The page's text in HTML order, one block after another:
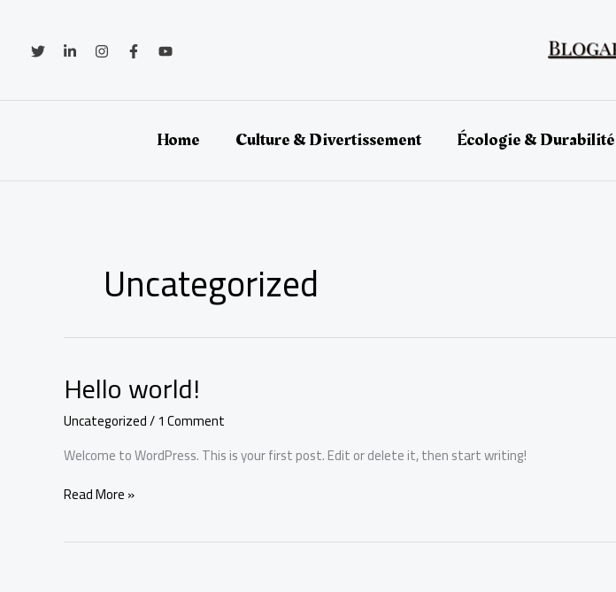
content
Home Culture & Divertissement Écologie & Durabilité
Uncategorized
Hello world!
Uncategorized/1 Comment
Welcome to WordPress. This is your first post. Edit or delete it, then start writing!
Hello
world!
Read More »